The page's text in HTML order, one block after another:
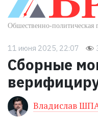
11 июня 2025, 22:07
Сборные
Владислав